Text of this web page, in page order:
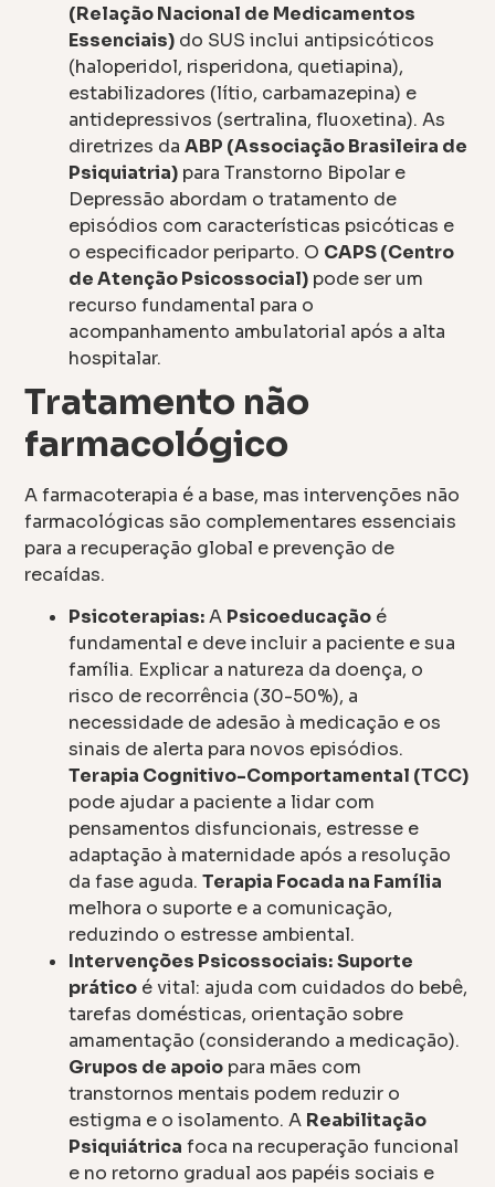
(Relação Nacional de Medicamentos
Essenciais) do SUS inclui antipsicóticos
(haloperidol, risperidona, quetiapina),
estabilizadores (lítio, carbamazepina) e
antidepressivos (sertralina, fluoxetina). As
diretrizes daABP (Associação Brasileira de
Psiquiatria) para Transtorno Bipolar e
Depressão abordam o tratamento de
episódios com características psicóticas e
o especificador periparto. O CAPS (Centro
de Atenção Psicossocial) pode ser um
recurso fundamental para o
acompanhamento ambulatorial após a alta
hospitalar.
Tratamento não
farmacológico
A farmacoterapia é a base, mas intervenções não
farmacológicas são complementares essenciais
para a recuperação global e prevenção de
recaídas.
Psicoterapias:A Psicoeducação é
fundamental e deve incluir a paciente e sua
família. Explicar a natureza da doença, o
risco de recorrência (30-50%), a
necessidade de adesão à medicação e os
sinais de alerta para novos episódios.
Terapia Cognitivo-Comportamental (TCC)
pode ajudar a paciente a lidar com
pensamentos disfuncionais, estresse e
adaptação à maternidade após a resolução
da fase aguda.Terapia Focada na Família
melhora o suporte e a comunicação,
reduzindo o estresse ambiental.
Intervenções Psicossociais: Suporte
prático é vital: ajuda com cuidados do bebê,
tarefas domésticas, orientação sobre
amamentação (considerando a medicação).
Grupos de apoio para mães com
transtornos mentais podem reduzir o
estigma e o isolamento. A Reabilitação
Psiquiátrica foca na recuperação funcional
e no retorno gradual aos papéis sociais e